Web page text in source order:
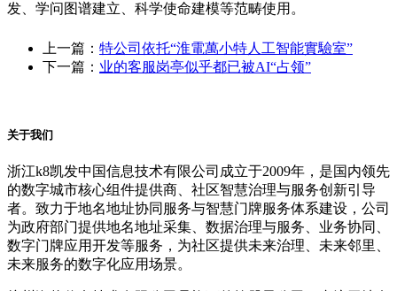
发、学问图谱建立、科学使命建模等范畴使用。
上一篇： 特公司依托“淮電萬小特人工智能實驗室”
下一篇： 业的客服岗亭似乎都已被AI“占领”
关于我们
浙江k8凯发中国信息技术有限公司成立于2009年，是国内领先
的数字城市核心组件提供商、社区智慧治理与服务创新引导
者。致力于地名地址协同服务与智慧门牌服务体系建设，公司
为政府部门提供地名地址采集、数据治理与服务、业务协同、
数字门牌应用开发等服务，为社区提供未来治理、未来邻里、
未来服务的数字化应用场景。